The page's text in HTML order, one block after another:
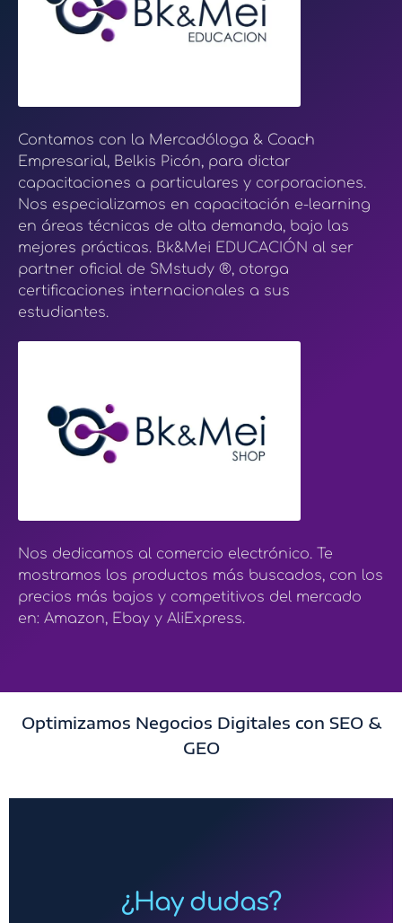
Contamos con la Mercadóloga & Coach
Empresarial, Belkis Picón, para dictar
capacitaciones a particulares y corporaciones.
Nos especializamos en capacitación e-learning
en áreas técnicas de alta demanda, bajo las
mejores prácticas. Bk&Mei EDUCACIÓN al ser
partner oficial de SMstudy ®, otorga
certificaciones internacionales a sus
estudiantes.
Nos dedicamos al comercio electrónico. Te
mostramos los productos más buscados, con los
precios más bajos y competitivos del mercado
en: Amazon, Ebay y AliExpress.
Optimizamos Negocios Digitales con SEO &
GEO
¿Hay dudas?